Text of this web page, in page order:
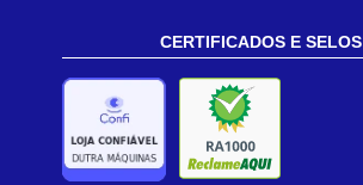
CERTIFICADOS E SELOS